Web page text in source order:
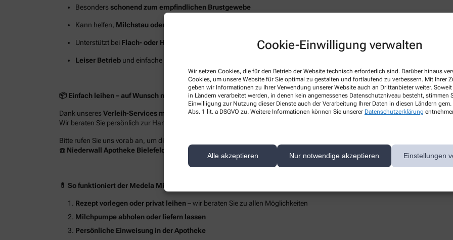
Cookie-Einwilligung verwalten
Wir setzen Cookies, die für den Betrieb der Website technisch erforderlich sind. Darüber hinaus
Cookies, um unsere Website für Sie optimal zu gestalten und fortlaufend zu verbessern. Mit Ihrer
geben wir Informationen zu Ihrer Verwendung unserer Website auch an Drittanbieter weiter. Soweit
in Ländern verarbeitet werden, in denen kein angemessenes Datenschutzniveau besteht, stimmen
Einwilligung zur Nutzung dieser Dienste auch der Verarbeitung Ihrer Daten in diesen Ländern
Abs. 1 lit. a DSGVO zu. Weitere Informationen können Sie unserer Datenschutzerklärung
Alle akzeptieren Nur notwendige akzeptieren Einstellungen
Besonders schonend zum empfindlichen Brustgewebe
Kann helfen, Milchstau oder Brustentzündungen (Mastitis)
Unterstützt bei Flach- oder Hohlwarzen
Leiser Betrieb und einfache Handhabung für stressfreies Abpumpen
📦 Einfach leihen – auf Wunsch mit Lieferservice in Bielefeld und Umgebung
Dank unseres Verleih-Services mit Lieferdiensterhalten Sie Ihre Milchpumpeschnell, sicher und bequem– direkt nach
Wir beraten Sie persönlich zur Handhabung und zur passenden Zubehör-Ausstattung.
Bitte rufen Sie uns vorab an, um die
☎️ Niederwall Apotheke Bielefeld – Tel. 0521 60351
💊 So funktioniert der Medela Milchpumpen-Verleih
Rezept vorlegen oder privat leihen– wir beraten Sie zu allen Möglichkeiten
Milchpumpe abholen oder liefern lassen
Persönliche Einweisung in der Apotheke